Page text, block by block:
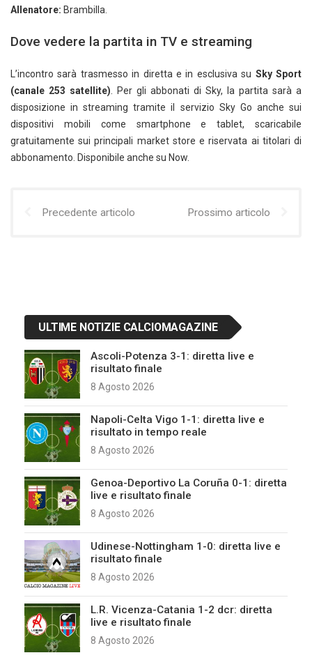
Allenatore: Brambilla.
Dove vedere la partita in TV e streaming
L’incontro sarà trasmesso in diretta e in esclusiva su Sky Sport
(canale 253 satellite). Per gli abbonati di Sky, la partita sarà a
disposizione in streaming tramite il servizio Sky Go anche sui
dispositivi mobili come smartphone e tablet, scaricabile
gratuitamente sui principali market store e riservata ai titolari di
abbonamento. Disponibile anche su Now.
Precedente articolo Prossimo articolo
ULTIME NOTIZIE CALCIOMAGAZINE
Ascoli-Potenza 3-1: diretta live e
risultato finale
8 Agosto 2026
Napoli-Celta Vigo 1-1: diretta live e
risultato in tempo reale
8 Agosto 2026
Genoa-Deportivo La Coruña 0-1: diretta
live e risultato finale
8 Agosto 2026
Udinese-Nottingham 1-0: diretta live e
risultato finale
8 Agosto 2026
L.R. Vicenza-Catania 1-2 dcr: diretta
live e risultato finale
8 Agosto 2026